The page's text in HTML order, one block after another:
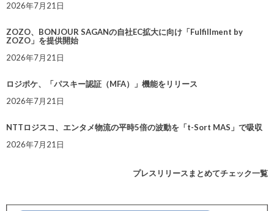
2026年7月21日
ZOZO、BONJOUR SAGANの自社EC拡大に向け「Fulfillment by
ZOZO」を提供開始
2026年7月21日
ロジポケ、「パスキー認証（MFA）」機能をリリース
2026年7月21日
NTTロジスコ、エンタメ物流の平時5倍の波動を「t-Sort MAS」で吸収
2026年7月21日
プレスリリースまとめてチェック一覧